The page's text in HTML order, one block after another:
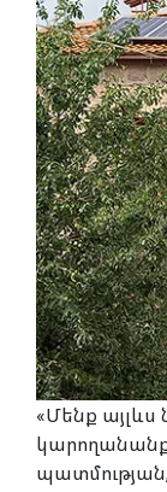
«Մենք այլևս